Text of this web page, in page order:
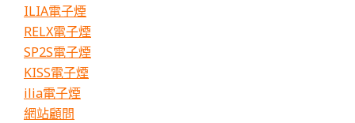
推
薦
ILIA電子煙
RELX電子煙
SP2S電子煙
KISS電子煙
ilia電子煙
網站顧問